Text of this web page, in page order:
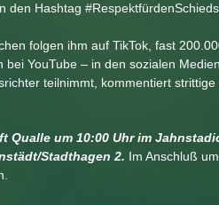
den Hashtag
folgen ihm auf TikTok, fast
bei YouTube – in den sozialen
teilnimmt, kommentiert
Qualle um 10:00 Uhr im
Stadthagen 2. Im Anschluß um